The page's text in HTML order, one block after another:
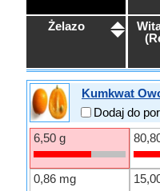
Żelazo
Kumkwat
Dodaj do
6,50 g
0,86 mg